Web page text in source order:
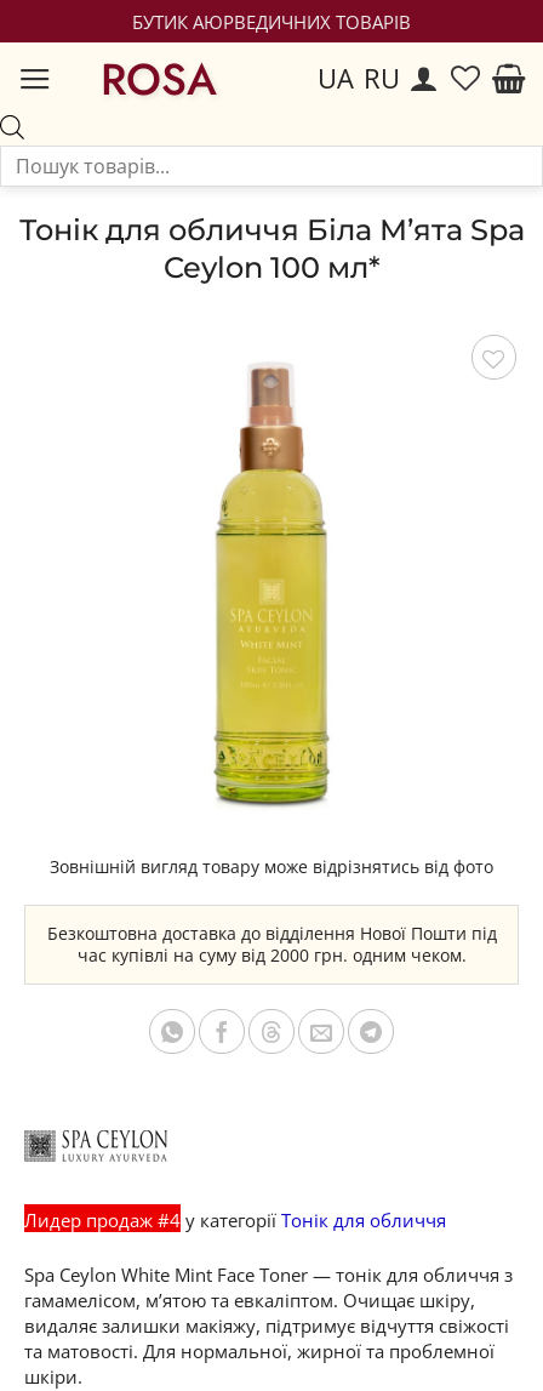
БУТИК АЮРВЕДИЧНИХ ТОВАРІВ
ROSA UA RU
Тонік для обличчя Біла М’ята Spa
Ceylon 100 мл*
Зовнішній вигляд товару може відрізнятись від фото
Безкоштовна доставка до відділення Нової Пошти під
час купівлі на суму від 2000 грн. одним чеком.
Лидер продаж #4 у категорії Тонік для обличчя
Spa Ceylon White Mint Face Toner — тонік для обличчя з
гамамелісом, м’ятою та евкаліптом. Очищає шкіру,
видаляє залишки макіяжу, підтримує відчуття свіжості
та матовості. Для нормальної, жирної та проблемної
шкіри.